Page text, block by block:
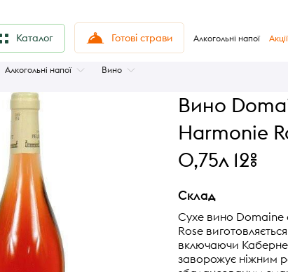
Каталог Готові страви Алкогольні напої Акції
Алкогольні напої Вино
Вино
Harmonie
0,75л 12%
Склад
Сухе вино Domaine
Rose
включаючи
заворожує ніжним